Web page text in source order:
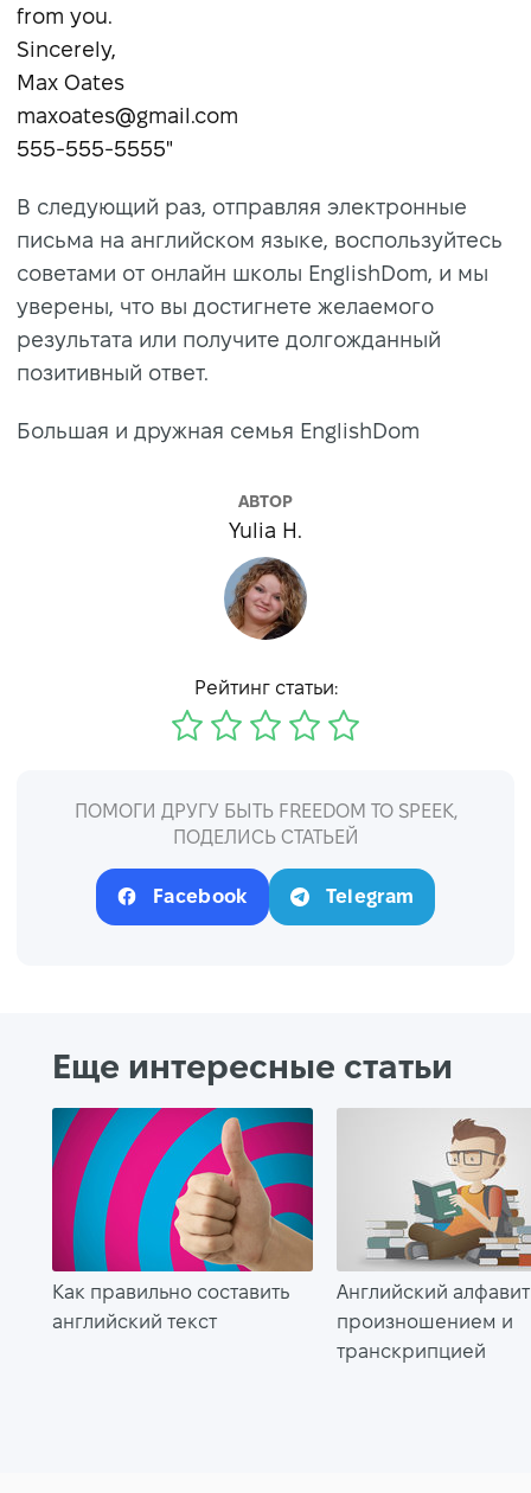
from you.
Sincerely,
Max Oates
maxoates@gmail.com
555-555-5555"
В следующий раз, отправляя электронные
письма на английском языке, воспользуйтесь
советами от онлайн школы EnglishDom, и мы
уверены, что вы достигнете желаемого
результата или получите долгожданный
позитивный ответ.
Большая и дружная семья EnglishDom
АВТОР
Yulia H.
Рейтинг статьи:
ПОМОГИ ДРУГУ БЫТЬ FREEDOM TO SPEEK,
ПОДЕЛИСЬ СТАТЬЕЙ
Facebook Telegram
Еще интересные статьи
Как правильно составить
английский текст
Английский
произношением и
транскрипцией